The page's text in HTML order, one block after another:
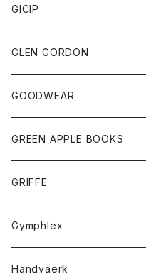
パーカー
グッズ
ネクタイ
チーフ
トップス
シャツ
タンクトップ
ボトム
ショートパンツ
スカート
レディース
スカート
Tシャツ
靴
サンダル
GICIP
トップス
Tシャツ
GLEN GORDON
グッズ
手袋
GOODWEAR
トップス
Tシャツ
GREEN APPLE BOOKS
GRIFFE
Gymphlex
アウター
Handvaerk